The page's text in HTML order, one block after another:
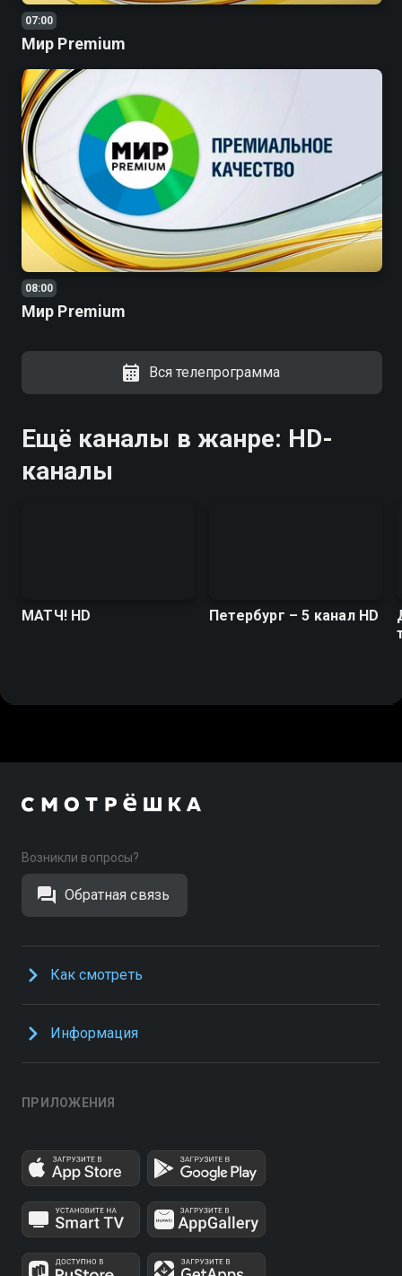
07:00
Мир Premium
08:00
Мир Premium
Вся телепрограмма
Ещё каналы в жанре: HD-
каналы
МАТЧ! HD Петербург – 5 канал HD
Возникли вопросы?
Обратная связь
Как смотреть
Информация
ПРИЛОЖЕНИЯ